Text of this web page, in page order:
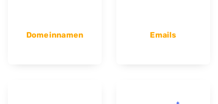
Domeinnamen Emails